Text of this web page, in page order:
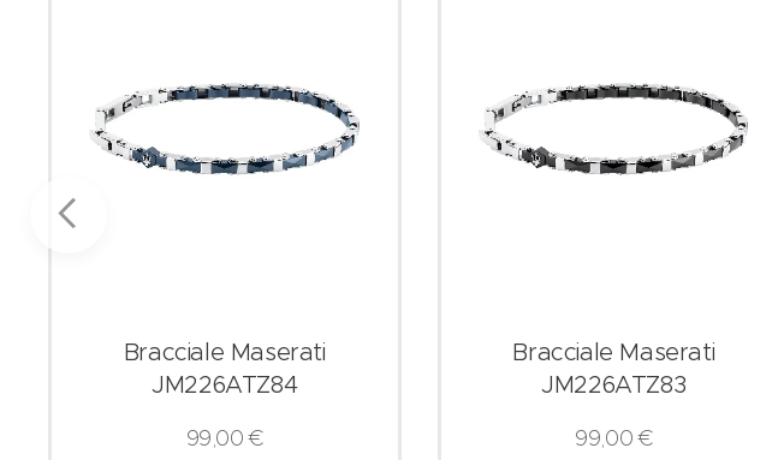
Bracciale Maserati
JM226ATZ84
99,00€
Bracciale Maserati
JM226ATZ83
99,00€